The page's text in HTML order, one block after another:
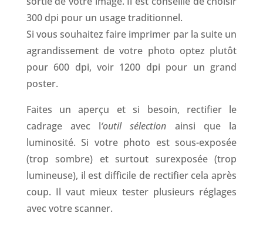
300 dpi pour un usage traditionnel.
Si vous souhaitez faire imprimer par la suite un
agrandissement de votre photo optez plutôt
pour 600 dpi, voir 1200 dpi pour un grand
poster.
Faites un aperçu et si besoin, rectifier le
cadrage avec l‘outil sélection ainsi que la
luminosité. Si votre photo est sous-exposée
(trop sombre) et surtout surexposée (trop
lumineuse), il est difficile de rectifier cela après
coup. Il vaut mieux tester plusieurs réglages
avec votre scanner.